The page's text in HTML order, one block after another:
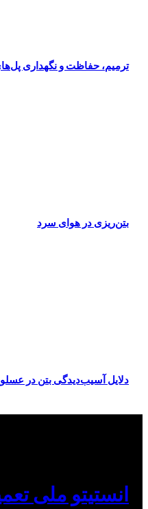
ترمیم، حفاظت و نگهداری
بتن‌ریزی در هوای سرد
دلایل آسیب‌دیدگی بتن در
انستیتو ملی